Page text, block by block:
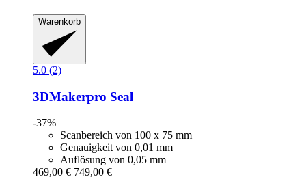
Warenkorb
5.0 (2)
3DMakerpro Seal
-37%
Scanbereich von 100 x 75 mm
Genauigkeit von 0,01 mm
Auflösung von 0,05 mm
469,00 € 749,00 €